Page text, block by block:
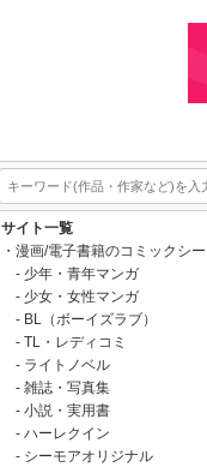
サイト一覧
漫画/電子書籍のコミックシ
少年・青年マンガ
少女・女性マンガ
BL（ボーイズラブ）
TL・レディコミ
ライトノベル
雑誌・写真集
小説・実用書
ハーレクイン
シーモアオリジナル